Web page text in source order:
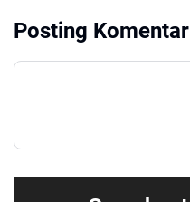
Masyarakat Kinerjanya
Sangat Luar Biasa
Posting Komentar